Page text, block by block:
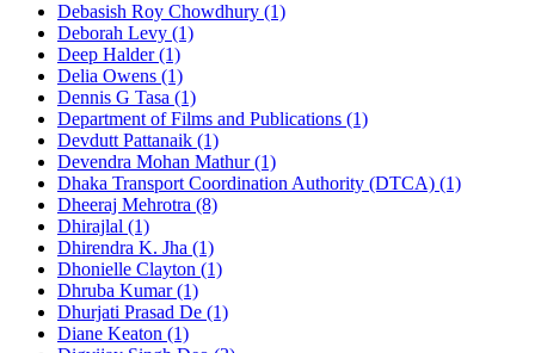
Debasish Roy Chowdhury (1)
Deborah Levy (1)
Deep Halder (1)
Delia Owens (1)
Dennis G Tasa (1)
Department of Films and Publications (1)
Devdutt Pattanaik (1)
Devendra Mohan Mathur (1)
Dhaka Transport Coordination Authority (DTCA) (1)
Dheeraj Mehrotra (8)
Dhirajlal (1)
Dhirendra K. Jha (1)
Dhonielle Clayton (1)
Dhruba Kumar (1)
Dhurjati Prasad De (1)
Diane Keaton (1)